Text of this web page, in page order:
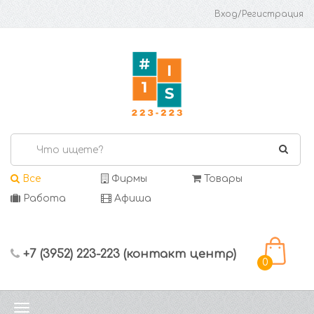
Вход/Регистрация
Все Фирмы
Товары
Работа
Афиша
+7 (3952) 223-223 (контакт центр)
0